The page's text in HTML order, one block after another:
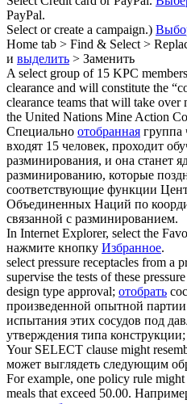
PayPal.
Selector create a campaign.)
Home tab > Find & Select>
и выделить > Заменить
Aselectgroup of 15 KPC
clearance and will constitute the
clearance teams that will take
the United Nations Mine Action
Специально отобранная группа
входят 15 человек, проходит
разминирования, и она станет
разминированию, которые
соответствующие функции
Объединенных Наций по
связанной с разминированием.
In Internet Explorer, selectthe
нажмите кнопку Избранное.
selectpressure receptacles from a
supervise the tests of these
design type approval; отобрать
произведенной опытной
испытания этих сосудов под
утверждения типа конструкции;
Your SELECT clause might
может выглядеть следующим
For example, one policy rule might
meals that exceed 50.00.